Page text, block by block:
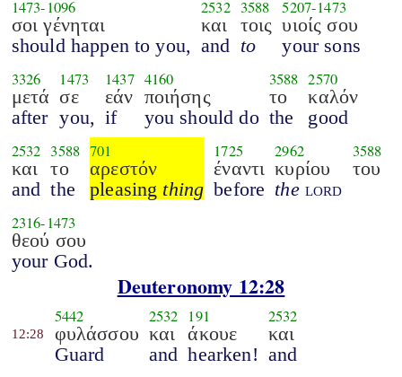
1473-1096
σοι γένηται
should happen to you,
2532
και
and
3588
τοις
to
5207-1473
υιοίς σου
your sons
3326
μετά
after
1473
σε
you,
1437
εάν
if
4160
ποιήσης
you should do
3588
το
the
2570
καλόν
good
2532
και
and
3588
το
the
701
αρεστόν
pleasing thing
1725
έναντι
before
2962
κυρίου
the lord
3588
του
2316-1473
θεού σου
your God.
Deuteronomy 12:28
12:28
5442
φυλάσσου
Guard
2532
και
and
191
άκουε
hearken!
2532
και
and